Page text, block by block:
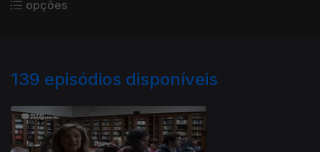
opções
139 episódios disponíveis